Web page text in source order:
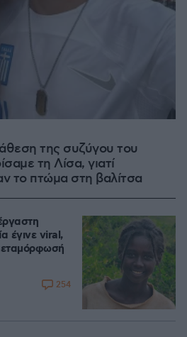
της συζύγου του
τη Λίσα, γιατί
το πτώμα στη βαλίτσα
έγινε viral,
254